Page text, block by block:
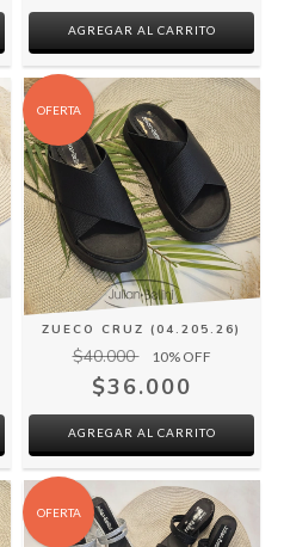
AGREGAR AL CARRITO
OFERTA
ZUECO CRUZ (04.205.26)
$40.000 10% OFF
$36.000
AGREGAR AL CARRITO
OFERTA